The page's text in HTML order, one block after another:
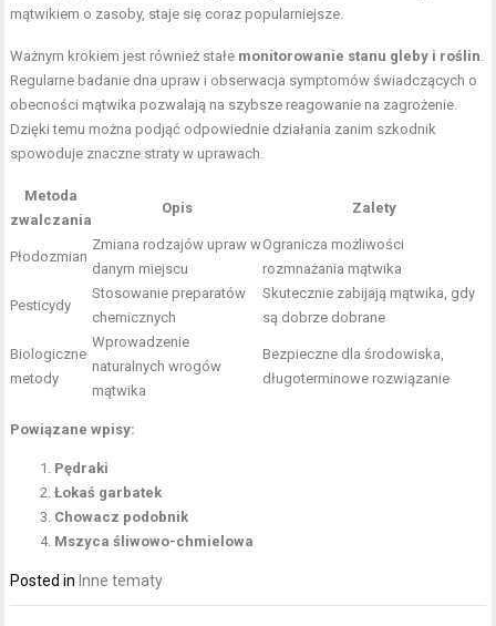
mątwikiem o zasoby, staje się coraz popularniejsze.
Ważnym krokiem jest również stałe monitorowanie stanu gleby i roślin.
Regularne badanie dna upraw i obserwacja symptomów świadczących o
obecności mątwika pozwalają na szybsze reagowanie na zagrożenie.
Dzięki temu można podjąć odpowiednie działania zanim szkodnik
spowoduje znaczne straty w uprawach.
Metoda
zwalczania
Opis Zalety
Płodozmian
Zmiana rodzajów upraw w
danym miejscu
Ogranicza możliwości
rozmnażania mątwika
Pesticydy
Stosowanie preparatów
chemicznych
Skutecznie zabijają mątwika, gdy
są dobrze dobrane
Biologiczne
metody
Wprowadzenie
naturalnych wrogów
mątwika
Bezpieczne dla środowiska,
długoterminowe rozwiązanie
Powiązane wpisy:
Pędraki
Łokaś garbatek
Chowacz podobnik
Mszyca śliwowo-chmielowa
Posted in Inne tematy